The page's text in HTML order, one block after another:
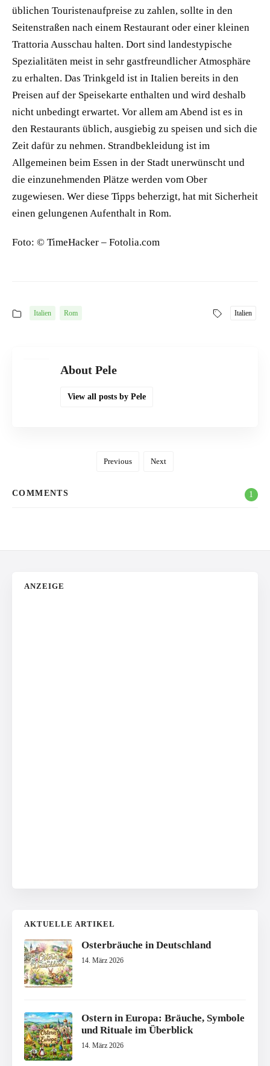
üblichen Touristenaufpreise zu zahlen, sollte in den
Seitenstraßen nach einem Restaurant oder einer kleinen
Trattoria Ausschau halten. Dort sind landestypische
Spezialitäten meist in sehr gastfreundlicher Atmosphäre
zu erhalten. Das Trinkgeld ist in Italien bereits in den
Preisen auf der Speisekarte enthalten und wird deshalb
nicht unbedingt erwartet. Vor allem am Abend ist es in
den Restaurants üblich, ausgiebig zu speisen und sich die
Zeit dafür zu nehmen. Strandbekleidung ist im
Allgemeinen beim Essen in der Stadt unerwünscht und
die einzunehmenden Plätze werden vom Ober
zugewiesen. Wer diese Tipps beherzigt, hat mit Sicherheit
einen gelungenen Aufenthalt in Rom.
Foto: © TimeHacker – Fotolia.com
Italien Rom Italien
About Pele
View all posts by Pele
Previous Next
COMMENTS 1
ANZEIGE
AKTUELLE ARTIKEL
Osterbräuche in Deutschland
14. März 2026
Ostern in Europa: Bräuche, Symbole
und Rituale im Überblick
14. März 2026